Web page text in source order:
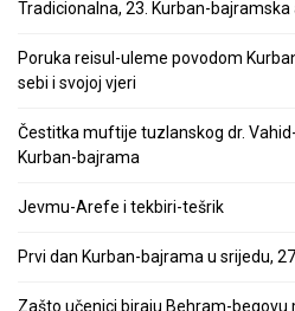
Tradicionalna, 23. Kurban-
Poruka reisul-uleme povodom
sebi i svojoj vjeri
Čestitka muftije tuzlanskog dr.
Kurban-bajrama
Jevmu-Arefe i tekbiri-tešrik
Prvi dan Kurban-bajrama u srijedu,
Zašto učenici biraju Behram-begovu